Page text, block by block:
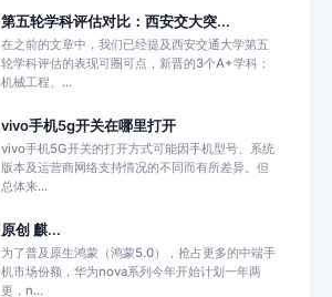
第五轮学科评估对比：西安交大突...
在之前的文章中，我们已经提及西安交通大学第五
轮学科评估的表现可圈可点，新晋的3个A+学科：
机械工程、...
vivo手机5g开关在哪里打开
vivo手机5G开关的打开方式可能因手机型号、系统
版本及运营商网络支持情况的不同而有所差异。但
总体来...
原创 麒...
为了普及原生鸿蒙（鸿蒙5.0），抢占更多的中端手
机市场份额，华为nova系列今年开始计划一年两
更，n...